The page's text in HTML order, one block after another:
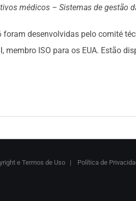
médicos – Sistemas de gestão
foram desenvolvidas pelo comité
, membro ISO para os EUA. Estão
e Termos de Uso | Política de